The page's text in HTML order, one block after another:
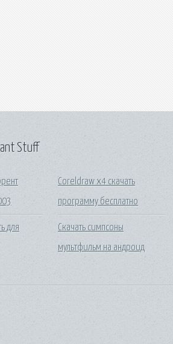
Stuff
для
Coreldraw x4 скачать
программу бесплатно
Скачать симпсоны
мультфильм на андроид